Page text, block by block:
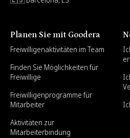
Planen Sie mit Goodera
Freiwilligenaktivitäten im Team
Finden Sie Möglichkeiten für
Freiwillige
Freiwilligenprogramme für
Mitarbeiter
Aktivitäten zur
Mitarbeiterbindung